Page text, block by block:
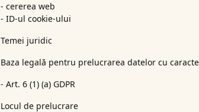
- cererea web
- ID-ul cookie-ului
Temei juridic
Baza legală pentru prelucrarea datelor cu
- Art. 6 (1) (a) GDPR
Locul de prelucrare